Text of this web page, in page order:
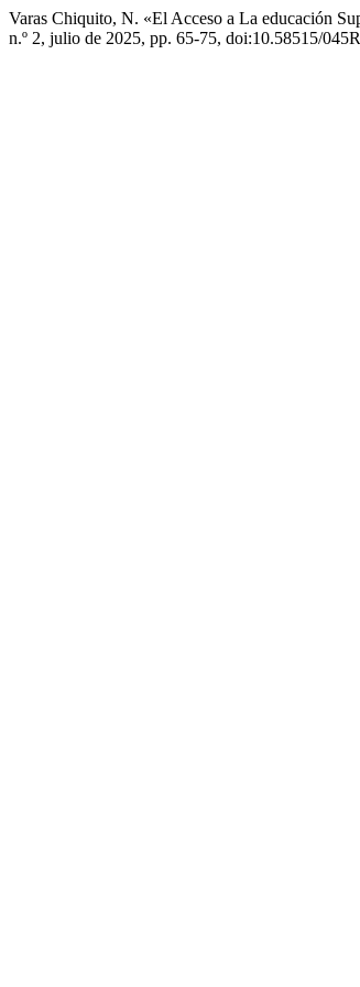
Varas Chiquito, N. «El Acceso a La educación
n.º 2, julio de 2025, pp. 65-75, doi:10.58515/